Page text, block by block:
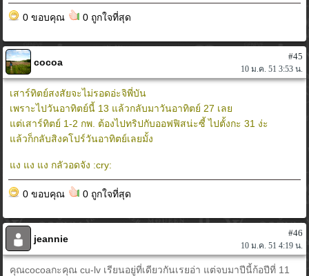
0 ขอบคุณ 0 ถูกใจที่สุด
cocoa
#45
10 ม.ค. 51 3:53 น.
เสาร์ทิตย์สงสัยจะไม่รอดอ่ะจิพี่บัน
เพราะไปวันอาทิตย์นี้ 13 แล้วกลับมาวันอาทิตย์ 27 เลย
แต่เสาร์ทิตย์ 1-2 กพ. ต้องไปทริปกับออฟฟิสน่ะซี้ ไปตั้งกะ 31 ง่ะ
แล้วก็กลับสิงคโปร์วันอาทิตย์เลยมั้ง
แง แง แง กลัวอดจัง :cry:
0 ขอบคุณ 0 ถูกใจที่สุด
jeannie
#46
10 ม.ค. 51 4:19 น.
คุณcocoaกะคุณ cu-lv เรียนอยู่ที่เดียวกันเรยอ่า แต่จบมาปีนี้ก้อปีที่ 11